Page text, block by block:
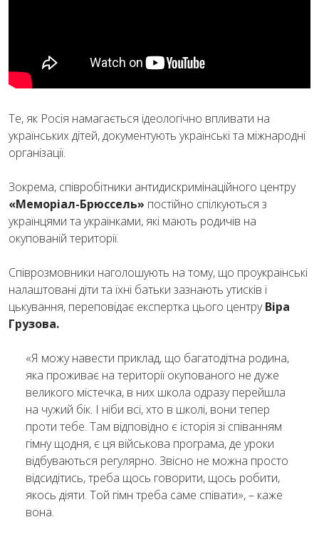
Те, як Росія намагається ідеологічно впливати на
українських дітей, документують українські та міжнародні
організації.
Зокрема, співробітники антидискримінаційного центру
«Меморіал-Брюссель» постійно спілкуються з
українцями та українками, які мають родичів на
окупованій території.
Співрозмовники наголошують на тому, що проукраїнські
налаштовані діти та їхні батьки зазнають утисків і
цькування, переповідає експертка цього центруВіра
Грузова.
«Я можу навести приклад, що багатодітна родина,
яка проживає на території окупованого не дуже
великого містечка, в них школа одразу перейшла
на чужий бік. І ніби всі, хто в школі, вони тепер
проти тебе. Там відповідно є історія зі співанням
гімну щодня, є ця військова програма, де уроки
відбуваються регулярно. Звісно не можна просто
відсидітись, треба щось говорити, щось робити,
якось діяти. Той гімн треба саме співати», – каже
вона.